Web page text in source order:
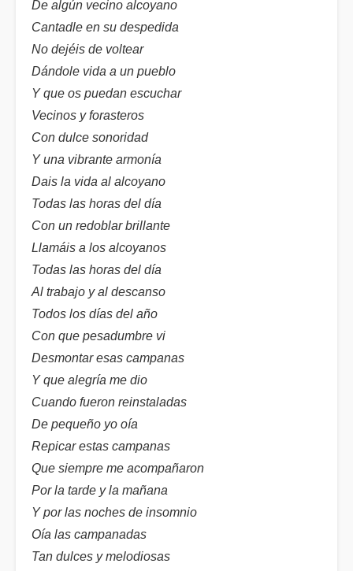
De algún vecino alcoyano
Cantadle en su despedida
No dejéis de voltear
Dándole vida a un pueblo
Y que os puedan escuchar
Vecinos y forasteros
Con dulce sonoridad
Y una vibrante armonía
Dais la vida al alcoyano
Todas las horas del día
Con un redoblar brillante
Llamáis a los alcoyanos
Todas las horas del día
Al trabajo y al descanso
Todos los días del año
Con que pesadumbre vi
Desmontar esas campanas
Y que alegría me dio
Cuando fueron reinstaladas
De pequeño yo oía
Repicar estas campanas
Que siempre me acompañaron
Por la tarde y la mañana
Y por las noches de insomnio
Oía las campanadas
Tan dulces y melodiosas